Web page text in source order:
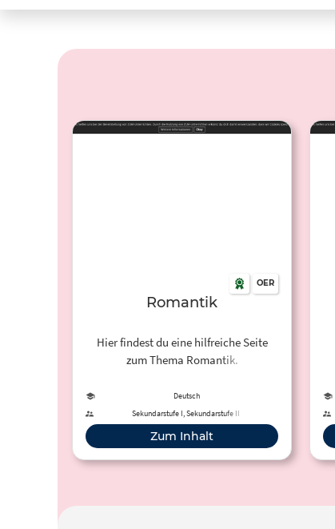
OER
Romantik
Hier findest du eine hilfreiche Seite
zum Thema Romantik.
Deutsch
Sekundarstufe I, Sekundarstufe II
Zum Inhalt